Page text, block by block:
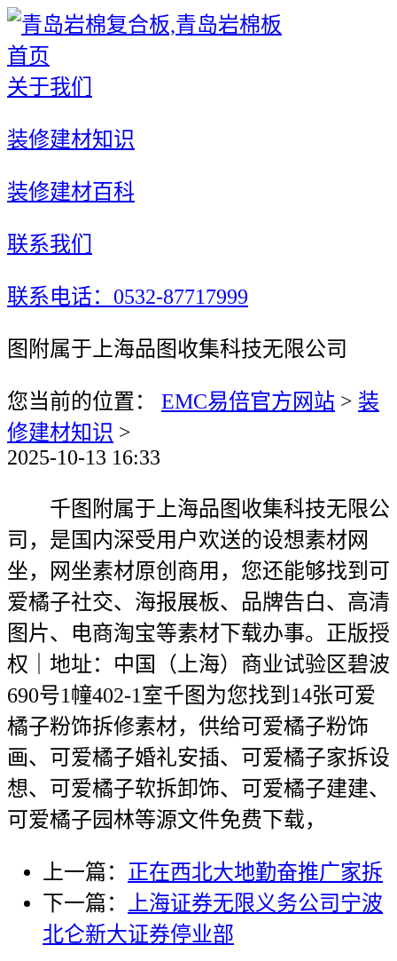
首页
关于我们
装修建材知识
装修建材百科
联系我们
联系电话：0532-87717999
图附属于上海品图收集科技无限公司
您当前的位置： EMC易倍官方网站 > 装
修建材知识 >
2025-10-13 16:33
千图附属于上海品图收集科技无限公
司，是国内深受用户欢送的设想素材网
坐，网坐素材原创商用，您还能够找到可
爱橘子社交、海报展板、品牌告白、高清
图片、电商淘宝等素材下载办事。正版授
权｜地址：中国（上海）商业试验区碧波
690号1幢402-1室千图为您找到14张可爱
橘子粉饰拆修素材，供给可爱橘子粉饰
画、可爱橘子婚礼安插、可爱橘子家拆设
想、可爱橘子软拆卸饰、可爱橘子建建、
可爱橘子园林等源文件免费下载，
上一篇： 正在西北大地勤奋推广家拆
下一篇：
上海证券无限义务公司宁波
北仑新大证券停业部